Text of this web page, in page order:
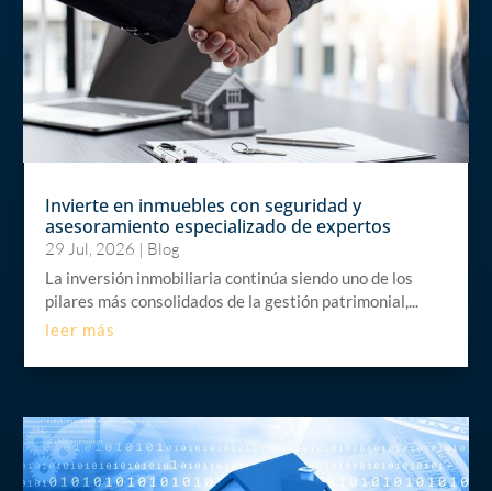
Invierte en inmuebles con seguridad y
asesoramiento especializado de expertos
29 Jul, 2026 | Blog
La inversión inmobiliaria continúa siendo uno de los
pilares más consolidados de la gestión patrimonial,...
leer más